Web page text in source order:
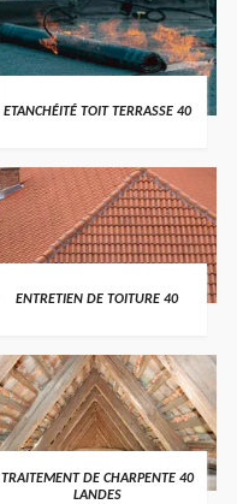
ETANCHÉITÉ TOIT TERRASSE 40
ENTRETIEN DE TOITURE 40
TRAITEMENT DE CHARPENTE 40
LANDES